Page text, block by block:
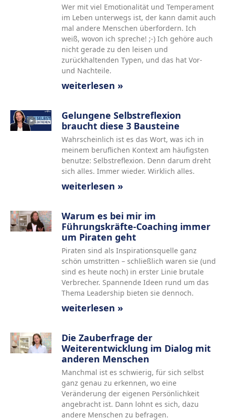
Wer mit viel Emotionalität und Temperament
im Leben unterwegs ist, der kann damit auch
mal andere Menschen überfordern. Ich
weiß, wovon ich spreche! ;-) Ich gehöre auch
nicht gerade zu den leisen und
zurückhaltenden Typen, und das hat Vor-
und Nachteile.
weiterlesen »
Gelungene Selbstreflexion
braucht diese 3 Bausteine
Wahrscheinlich ist es das Wort, was ich in
meinem beruflichen Kontext am häufigsten
benutze: Selbstreflexion. Denn darum dreht
sich alles. Immer wieder. Wirklich alles.
weiterlesen »
Warum es bei mir im
Führungskräfte-Coaching immer
um Piraten geht
Piraten sind als Inspirationsquelle ganz
schön umstritten – schließlich waren sie (und
sind es heute noch) in erster Linie brutale
Verbrecher. Spannende Ideen rund um das
Thema Leadership bieten sie dennoch.
weiterlesen »
Die Zauberfrage der
Weiterentwicklung im Dialog mit
anderen Menschen
Manchmal ist es schwierig, für sich selbst
ganz genau zu erkennen, wo eine
Veränderung der eigenen Persönlichkeit
angebracht ist. Dann lohnt es sich, dazu
andere Menschen zu befragen.